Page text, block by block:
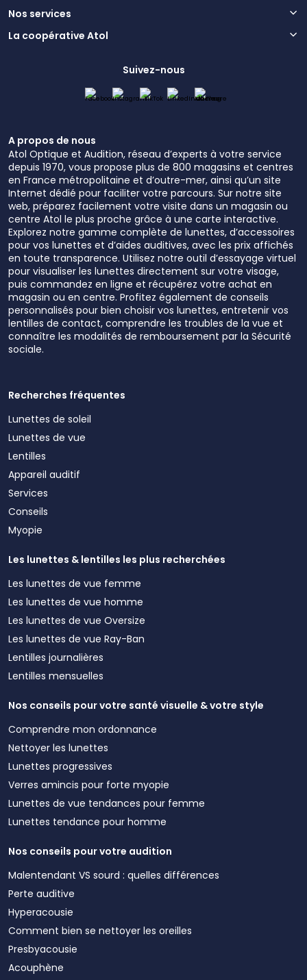
Nos services
La coopérative Atol
Suivez-nous
A propos de nous
Atol Optique et Audition, réseau d’experts à votre service
depuis 1970, vous propose plus de 800 magasins et centres
en France métropolitaine et d’outre-mer, ainsi qu’un site
Internet dédié pour faciliter votre parcours. Sur notre site
web, préparez facilement votre visite dans un magasin ou
centre Atol le plus proche grâce à une carte interactive.
Explorez notre gamme complète de lunettes, d’accessoires
pour vos lunettes et d’aides auditives, avec les prix affichés
en toute transparence. Utilisez notre outil d’essayage virtuel
pour visualiser les lunettes directement sur votre visage,
puis commandez en ligne et récupérez votre achat en
magasin ou en centre. Profitez également de conseils
personnalisés pour bien choisir vos lunettes, entretenir vos
lentilles de contact, comprendre les troubles de la vue et
connaître les modalités de remboursement par la Sécurité
sociale.
Recherches fréquentes
Lunettes de soleil
Lunettes de vue
Lentilles
Appareil auditif
Services
Conseils
Myopie
Les lunettes & lentilles les plus recherchées
Les lunettes de vue femme
Les lunettes de vue homme
Les lunettes de vue Oversize
Les lunettes de vue Ray-Ban
Lentilles journalières
Lentilles mensuelles
Nos conseils pour votre santé visuelle & votre style
Comprendre mon ordonnance
Nettoyer les lunettes
Lunettes progressives
Verres amincis pour forte myopie
Lunettes de vue tendances pour femme
Lunettes tendance pour homme
Nos conseils pour votre audition
Malentendant VS sourd : quelles différences
Perte auditive
Hyperacousie
Comment bien se nettoyer les oreilles
Presbyacousie
Acouphène